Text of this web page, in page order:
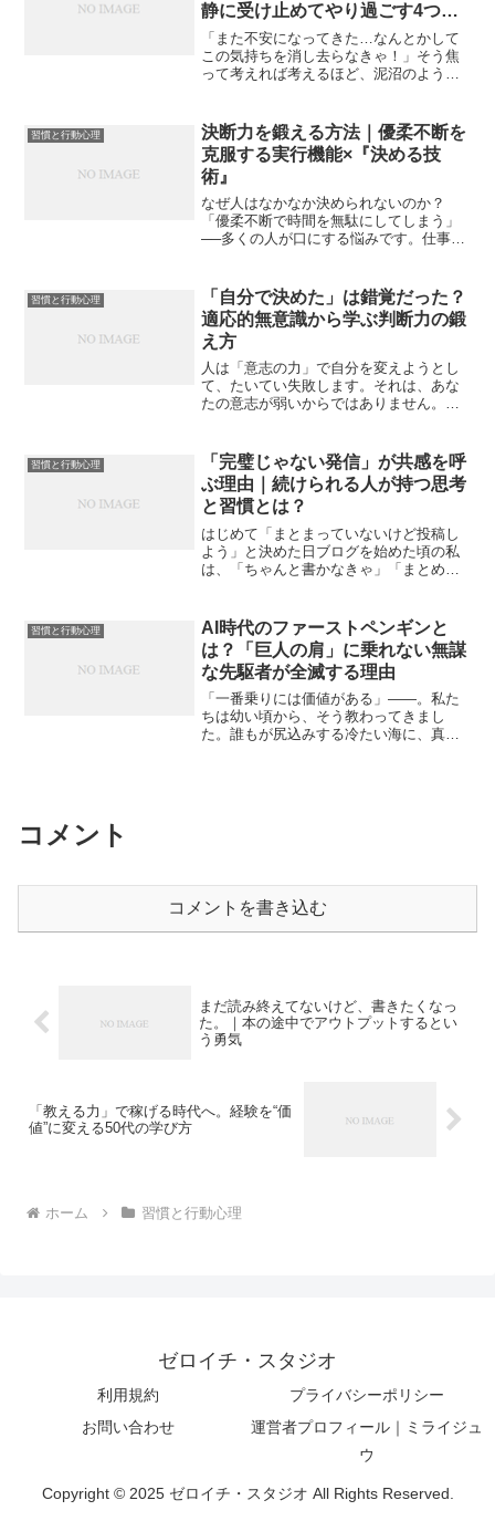
静に受け止めてやり過ごす4つの
技術
「また不安になってきた…なんとかして
この気持ちを消し去らなきゃ！」そう焦
って考えれば考えるほど、泥沼のように
します。不安への一番の解決策は、無理
に消そうと戦うことではな...
習慣と行動心理
決断力を鍛える方法｜優柔不断を
克服する実行機能×『決める技
術』
なぜ人はなかなか決められないのか？
「優柔不断で時間を無駄にしてしまう」
──多くの人が口にする悩みです。仕事で
とした買い物ですら迷ってしまう。決め
られない状態が続くと、心...
習慣と行動心理
「自分で決めた」は錯覚だった？
適応的無意識から学ぶ判断力の鍛
え方
人は「意志の力」で自分を変えようとし
て、たいてい失敗します。それは、あな
たの意志が弱いからではありません。そ
に効果があるのは、意志力を鍛えること
ではなく、無意識が自然に...
習慣と行動心理
「完璧じゃない発信」が共感を呼
ぶ理由｜続けられる人が持つ思考
と習慣とは？
はじめて「まとまっていないけど投稿し
よう」と決めた日ブログを始めた頃の私
は、「ちゃんと書かなきゃ」「まとめて
ても、今の思いをそのまま書いてみよ
う」と思い切って投稿したこ...
習慣と行動心理
AI時代のファーストペンギンと
は？「巨人の肩」に乗れない無謀
な先駆者が全滅する理由
「一番乗りには価値がある」——。私た
ちは幼い頃から、そう教わってきまし
た。誰もが尻込みする冷たい海に、真っ
コメント
コメントを書き込む
まだ読み終えてないけど、書きたくなっ
た。｜本の途中でアウトプットするとい
う勇気
「教える力」で稼げる時代へ。経験を“価
値”に変える50代の学び方
ホーム 習慣と行動心理
ゼロイチ・スタジオ
利用規約
プライバシーポリシー
お問い合わせ
運営者プロフィール｜ミライジュ
ウ
Copyright © 2025 ゼロイチ・スタジオ All Rights Reserved.